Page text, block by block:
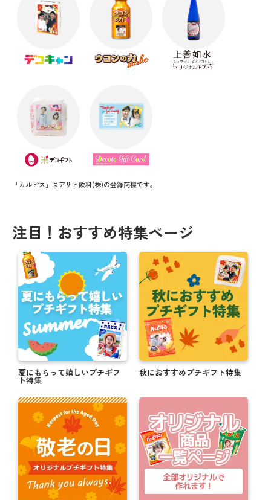
「カルピス」はアサヒ飲料(株)の登録商標です。
注目！おすすめ特集ページ
夏にもらって嬉しいプチギフ
ト特集
秋におすすめプチギフト特集